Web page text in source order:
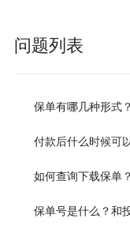
问题列表
保单有哪几种形式
付款后什么时候可
如何查询下载保单
保单号是什么？和